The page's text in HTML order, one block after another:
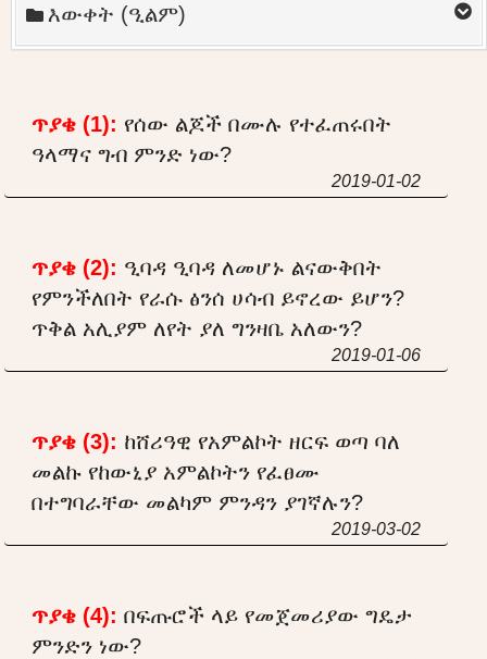
እውቀት (ዒልም)
ጥያቄ (1): የሰው ልጆች በሙሉ የተፈጠሩበት
ዓላማና ግብ ምንድ ነው?
2019-01-02
ጥያቄ (2): ዒባዳ ዒባዳ ለመሆኑ ልናውቅበት
የምንችለበት የራሱ ፅንሰ ሀሳብ ይኖረው ይሆን?
ጥቅል አሊያም ለየት ያለ ግንዛቤ አለውን?
2019-01-06
ጥያቄ (3): ከሸሪዓዊ የአምልኮት ዘርፍ ወጣ ባለ
መልኩ የከውኒያ አምልኮትን የፈፀሙ
በተግባራቸው መልካም ምንዳን ያገኛሉን?
2019-03-02
ጥያቄ (4): በፍጡሮች ላይ የመጀመሪያው ግዴታ
ምንድን ነው?